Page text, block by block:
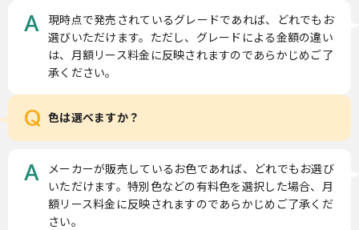
A
現時点で発売されているグレードであれば、どれでもお
選びいただけます。ただし、グレードによる金額の違い
は、月額リース料金に反映されますのであらかじめご了
承ください。
Q 色は選べますか？
A
メーカーが販売しているお色であれば、どれでもお選び
いただけます。特別色などの有料色を選択した場合、月
額リース料金に反映されますのであらかじめご了承くだ
さい。